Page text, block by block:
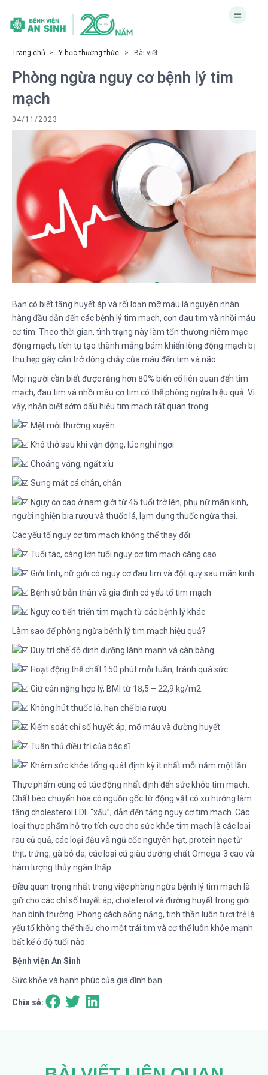
Trang chủ > Y học thường thức > Bài viết
Phòng ngừa nguy cơ bệnh lý tim
mạch
04/11/2023
Bạn có biết tăng huyết áp và rối loạn mỡ máu là nguyên nhân
hàng đầu dẫn đến các bệnh lý tim mạch, cơn đau tim và nhồi máu
cơ tim. Theo thời gian, tình trạng này làm tổn thương niêm mạc
động mạch, tích tụ tạo thành mảng bám khiến lòng động mạch bị
thu hẹp gây cản trở dòng chảy của máu đến tim và não.
Mọi người cần biết được rằng hơn 80% biến cố liên quan đến tim
mạch, đau tim và nhồi máu cơ tim có thể phòng ngừa hiệu quả. Vì
vậy, nhận biếtsớm dấu hiệu tim mạch rất quan trọng:
Mệt mỏi thường xuyên
Khó thở sau khi vận động, lúc nghỉ ngơi
Choáng váng, ngất xỉu
Sưng mắt cá chân, chân
Nguy cơ cao ở nam giới từ 45 tuổi trở lên, phụ nữ mãn kinh,
người nghiện bia rượu và thuốc lá, lạm dụng thuốc ngừa thai.
Các yếu tố nguy cơ tim mạch không thể thay đổi:
Tuổi tác, càng lớn tuổi nguy cơ tim mạch càng cao
Giới tính, nữ giới có nguy cơ đau tim và đột quỵ sau mãn kinh.
Bệnh sử bản thân và gia đình có yếu tố tim mạch
Nguy cơ tiến triển tim mạch từ các bệnh lý khác
Làm sao để phòng ngừa bệnh lý tim mạch hiệu quả?
Duy trì chế độ dinh dưỡng lành mạnh và cân bằng
Hoạt động thể chất 150 phút mỗi tuần, tránh quá sức
Giữ cân nặng hợp lý, BMI từ 18,5 – 22,9 kg/m2.
Không hút thuốc lá, hạn chế bia rượu
Kiểm soát chỉ số huyết áp, mỡ máu và đường huyết
Tuân thủ điều trị của bác sĩ
Khám sức khỏe tổng quát định kỳ ít nhất mỗi năm một lần
Thực phẩm cũng có tác động nhất định đến sức khỏe tim mạch.
Chất béo chuyển hóa có nguồn gốc từ động vật có xu hướng làm
tăng cholesterol LDL “xấu”, dẫn đến tăng nguy cơ tim mạch. Các
loại thực phẩm hỗ trợ tích cực cho sức khỏe tim mạch là các loại
rau củ quả, các loại đậu và ngũ cốc nguyên hạt, protein nạc từ
thịt, trứng, gà bỏ da, các loại cá giàu dưỡng chất Omega-3 cao và
hàm lượng thủy ngân thấp.
Điều quan trọng nhất trong việc phòng ngừa bệnh lý tim mạch là
giữ cho các chỉ số huyết áp, choleterol và đường huyết trong giới
hạn bình thường. Phong cách sống năng, tinh thần luôn tươi trẻ là
yếu tố không thể thiếu cho một trái tim và cơ thể luôn khỏe mạnh
bất kể ở độ tuổi nào.
Bệnh viện An Sinh
Sức khỏe và hạnh phúc của gia đình bạn
Chia sẻ: